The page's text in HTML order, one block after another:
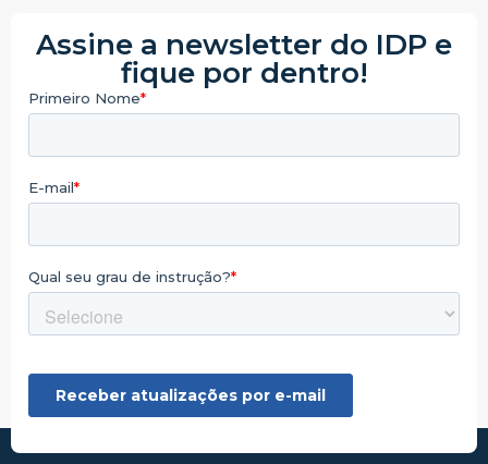
Assine a newsletter do IDP e
fique por dentro!